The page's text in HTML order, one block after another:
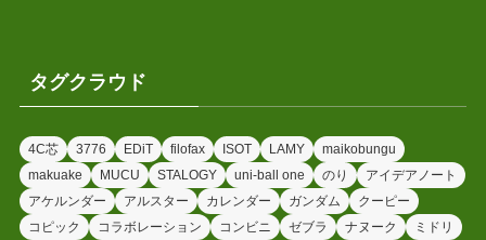
タグクラウド
4C芯 3776 EDiT filofax ISOT LAMY
maikobungu
makuake
MUCU STALOGY uni-ball one のり
アイデアノート
アケルンダー
アルスター カレンダー ガンダム
クーピー
コピック
コラボレーション コンビニ ゼブラ ナヌーク ミドリ